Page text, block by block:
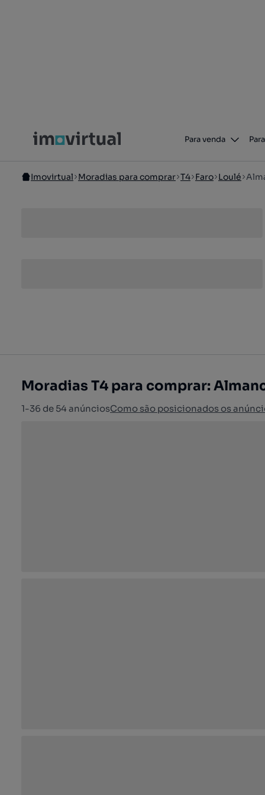
Para venda
Imovirtual Moradias para comprar T4 Faro Loulé
Moradias T4 para comprar:
1-36 de 54 anúnciosComo são posicionados os